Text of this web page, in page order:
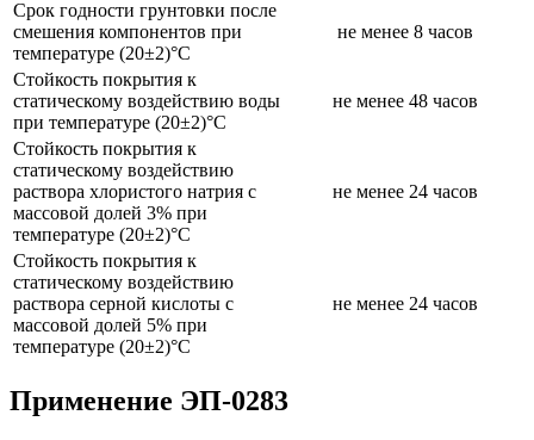
Срок годности грунтовки после
смешения компонентов при
температуре (20±2)°С
не менее 8 часов
Стойкость покрытия к
статическому воздействию воды
при температуре (20±2)°С
не менее 48 часов
Стойкость покрытия к
статическому воздействию
раствора хлористого натрия с
массовой долей 3% при
температуре (20±2)°С
не менее 24 часов
Стойкость покрытия к
статическому воздействию
раствора серной кислоты с
массовой долей 5% при
температуре (20±2)°С
не менее 24 часов
Применение ЭП-0283